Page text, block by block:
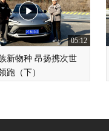
05:12
新物种 昂扬携次世
跑（下）